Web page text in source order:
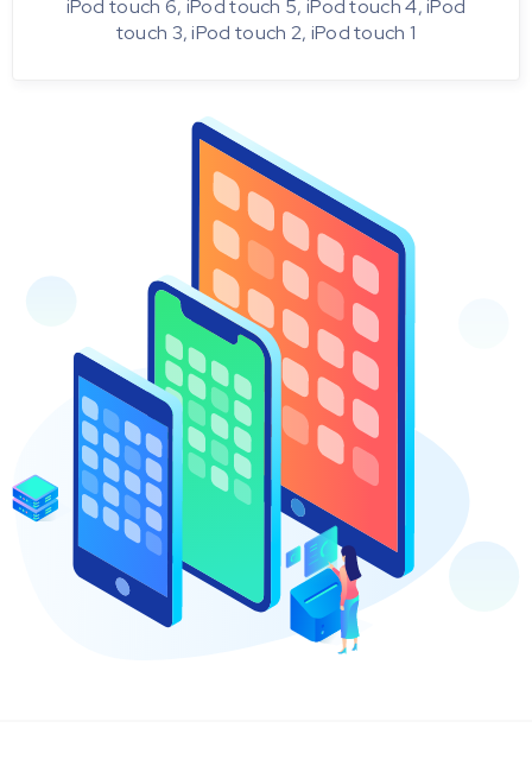
iPod touch 6, iPod touch 5, iPod touch 4, iPod
touch 3, iPod touch 2, iPod touch 1